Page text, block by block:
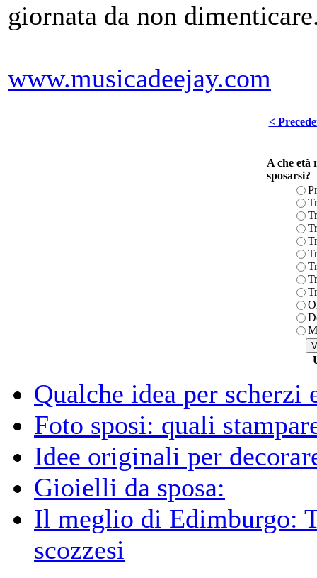
giornata da non
www.musicadeejay.com
<
A che età
sposarsi?
Qualche idea per
Foto sposi: quali
Idee originali per
Gioielli da sposa:
Il meglio di Edimburgo:
scozzesi